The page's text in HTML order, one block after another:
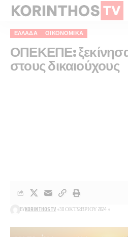
ΕΛΛΆΔΑ ΟΙΚΟΝΟΜΙΚΆ
ΟΠΕΚΕΠΕ:
στους δικαιούχους
BYKORINTHOSTV 30 ΟΚΤΩΒΡΊΟΥ 2024